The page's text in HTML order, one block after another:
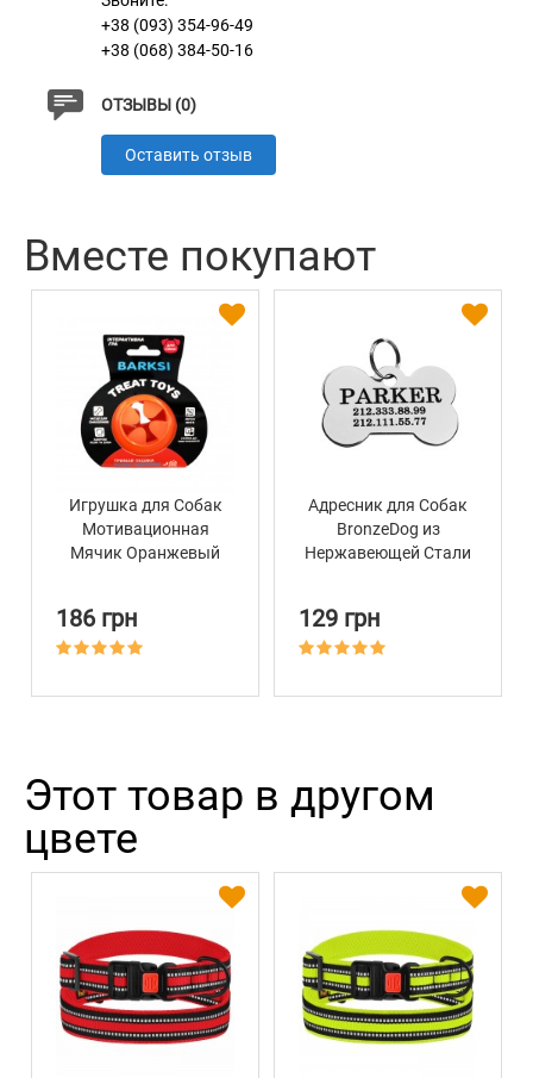
+38 (093) 354-96-49
+38 (068) 384-50-16
ОТЗЫВЫ (0)
Оставить отзыв
регулировки размера.
Характеристики
Вместе покупают
Игрушка для Собак
Мотивационная
Мячик Оранжевый
186 грн
Адресник для Собак
BronzeDog из
Нержавеющей Стали
129 грн
Этот товар в другом
цвете